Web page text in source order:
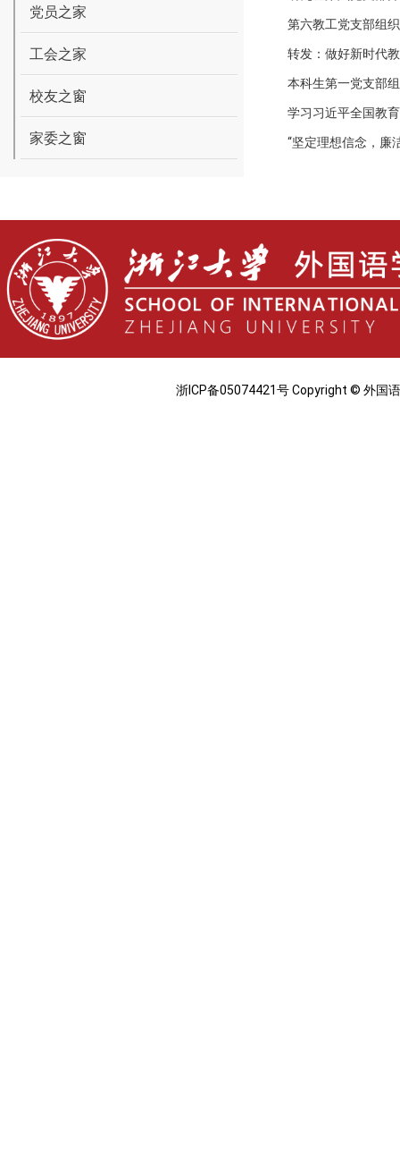
党员之家
工会之家
校友之窗
家委之窗
第六教工党支部组
转发：做好新时代
本科生第一党支部
学习习近平全国教
“坚定理想信念，廉
浙ICP备05074421号 Copyright © 外国